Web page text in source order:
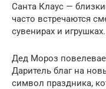
Санта Клаус —
часто встречаются
сувенирах и игрушках.
Дед Мороз
Даритель благ на
символ праздника,